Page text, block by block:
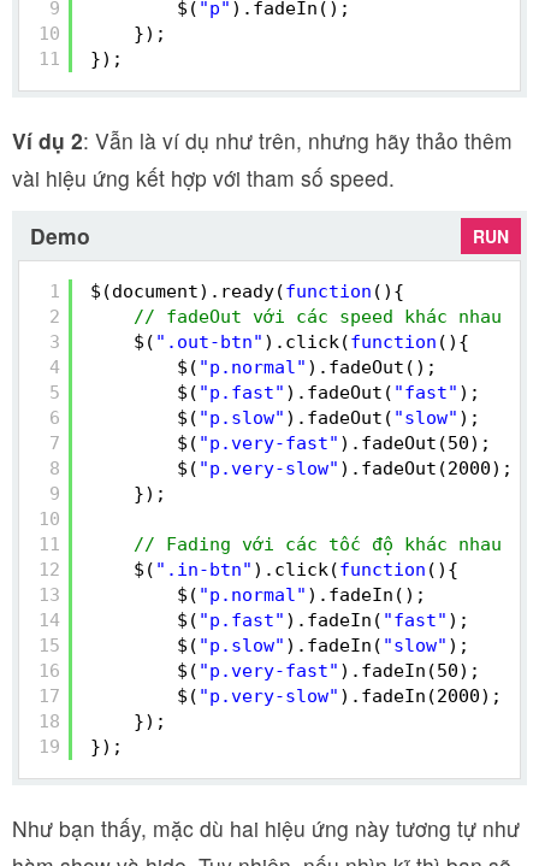
9
10
11
$( "p" ).fadeIn();
});
});
Ví dụ 2: Vẫn là ví dụ như trên, nhưng hãy thảo thêm
vài hiệu ứng kết hợp với tham số speed.
Demo
RUN
1
2
3
4
5
6
7
8
9
10
11
12
13
14
15
16
17
18
19
$(document).ready(function (){
// fadeOut với các speed khác nhau
$( ".out-btn" ).click(function (){
$( "p.normal" ).fadeOut();
$( "p.fast" ).fadeOut( "fast" );
$( "p.slow" ).fadeOut( "slow" );
$( "p.very-fast" ).fadeOut(50);
$( "p.very-slow" ).fadeOut(2000);
});
// Fading với các tốc độ khác nhau
$( ".in-btn" ).click(function (){
$( "p.normal" ).fadeIn();
$( "p.fast" ).fadeIn( "fast" );
$( "p.slow" ).fadeIn( "slow" );
$( "p.very-fast" ).fadeIn(50);
$( "p.very-slow" ).fadeIn(2000);
});
});
Như bạn thấy, mặc dù hai hiệu ứng này tương tự như